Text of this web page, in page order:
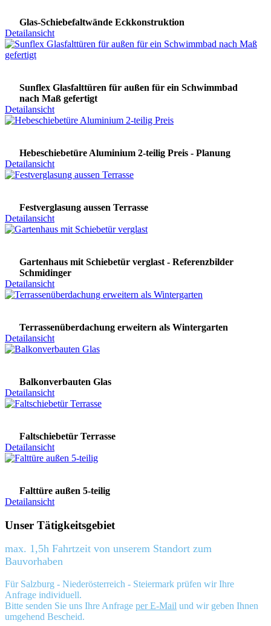
Glas-Schiebefaltwände Eckkonstruktion
Detailansicht
Sunflex Glasfalttüren für außen für ein Schwimmbad
nach Maß gefertigt
Detailansicht
Hebeschiebetüre Aluminium 2-teilig Preis - Planung
Detailansicht
Festverglasung aussen Terrasse
Detailansicht
Gartenhaus mit Schiebetür verglast - Referenzbilder
Schmidinger
Detailansicht
Terrassenüberdachung erweitern als Wintergarten
Detailansicht
Balkonverbauten Glas
Detailansicht
Faltschiebetür Terrasse
Detailansicht
Falttüre außen 5-teilig
Detailansicht
Unser Tätigkeitsgebiet
max. 1,5h Fahrtzeit von unserem Standort zum
Bauvorhaben
Für Salzburg - Niederösterreich - Steiermark prüfen wir Ihre
Anfrage individuell.
Bitte senden Sie uns Ihre Anfrage per E-Mail und wir geben Ihnen
umgehend Bescheid.